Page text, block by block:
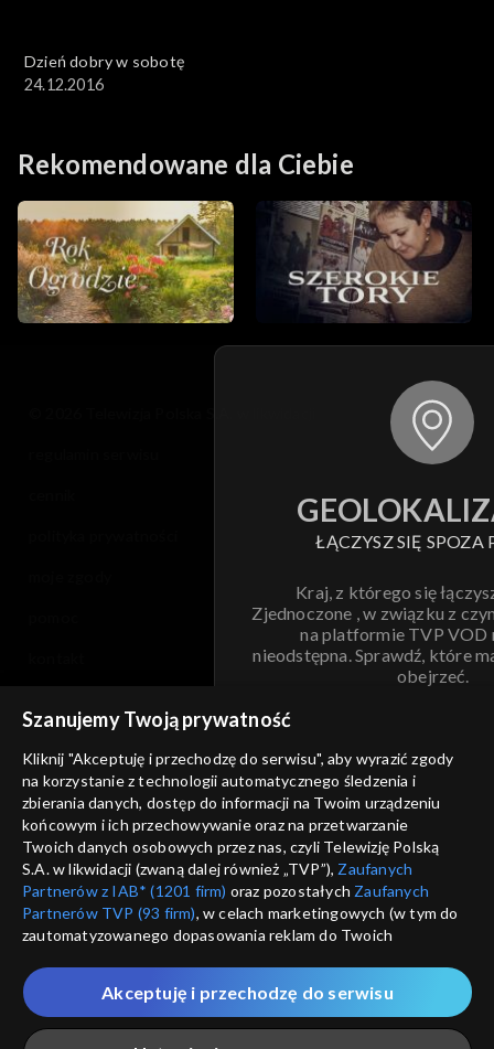
Dzień dobry w sobotę
24.12.2016
Rekomendowane dla Ciebie
ŁĄCZYSZ SIĘ SPOZA
Kraj, z którego się
Zjednoczone , w związku z
na platformie TVP VOD
nieodstępna. Sprawdź, które
obejrzeć.
ANULUJ
informacje o dostawcy usług
Szanujemy Twoją prywatność
Kliknij "Akceptuję i przechodzę do serwisu", aby wyrazić zgody
na korzystanie z technologii automatycznego śledzenia i
zbierania danych, dostęp do informacji na Twoim urządzeniu
końcowym i ich przechowywanie oraz na przetwarzanie
Twoich danych osobowych przez nas, czyli Telewizję Polską
S.A. w likwidacji (zwaną dalej również „TVP”), Zaufanych
Partnerów z IAB* (1201 firm) oraz pozostałych Zaufanych
Partnerów TVP (93 firm), w celach marketingowych (w tym do
zautomatyzowanego dopasowania reklam do Twoich
które wskazujemy poniżej, a także zgody na udostępnianie
przez nas identyfikatora PPID do Google.
Twoje dane osobowe zbierane podczas odwiedzania przez
Akceptuję i przechodzę do serwisu